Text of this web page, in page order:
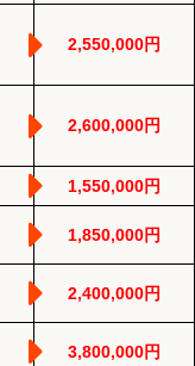
2,550,000円
2,600,000円
1,550,000円
1,850,000円
2,400,000円
3,800,000円